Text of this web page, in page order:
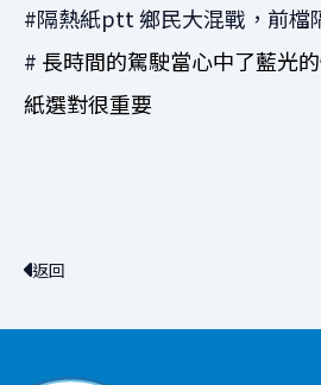
#隔熱紙ptt 鄉民大混戰，前檔
# 長時間的駕駛當心中了藍光
紙選對很重要
返回